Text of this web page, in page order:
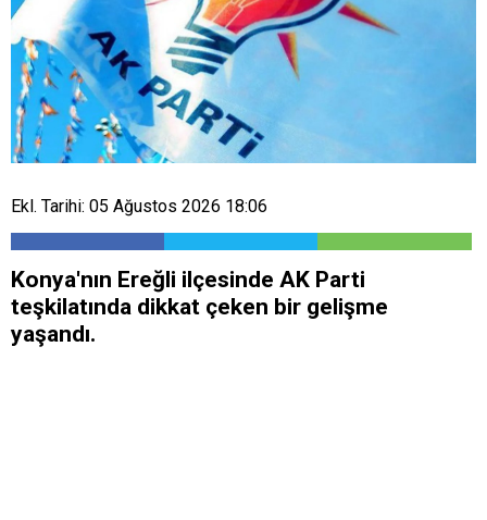
Ekl. Tarihi: 05 Ağustos 2026 18:06
​Konya'nın Ereğli ilçesinde AK Parti
teşkilatında dikkat çeken bir gelişme
yaşandı.